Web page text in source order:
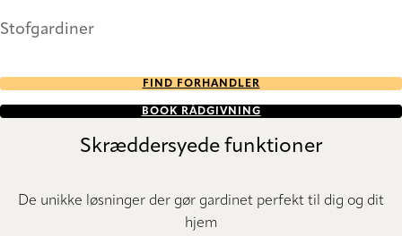
Stofgardiner
FIND FORHANDLER
BOOK RÅDGIVNING
Skræddersyede funktioner
De unikke løsninger der gør gardinet perfekt til dig og dit
hjem